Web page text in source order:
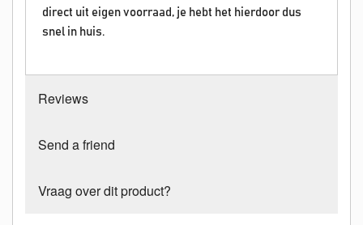
direct uit eigen voorraad, je hebt het hierdoor dus
snel in huis.
Reviews
Send a friend
Vraag over dit product?